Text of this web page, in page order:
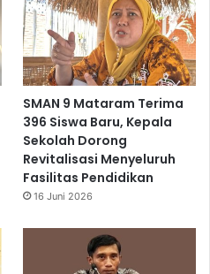
SMAN 9 Mataram Terima
396 Siswa Baru, Kepala
Sekolah Dorong
Revitalisasi Menyeluruh
Fasilitas Pendidikan
16 Juni 2026